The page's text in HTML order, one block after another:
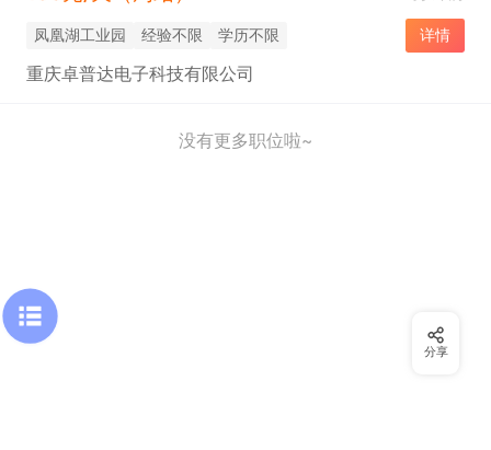
凤凰湖工业园 经验不限 学历不限 详情
重庆卓普达电子科技有限公司
没有更多职位啦~
分享